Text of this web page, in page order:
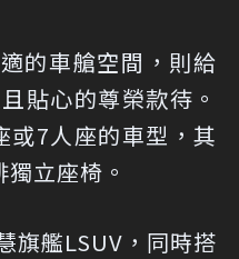
的車艙空間，則給
貼心的尊榮款待。
或7人座的車型，其
立座椅。
旗艦LSUV，同時搭